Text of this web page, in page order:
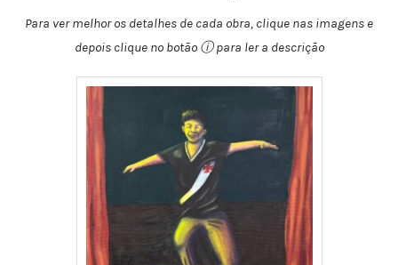
Para ver melhor os detalhes de cada obra, clique nas imagens e
depois clique no botão ⓘ para ler a descrição